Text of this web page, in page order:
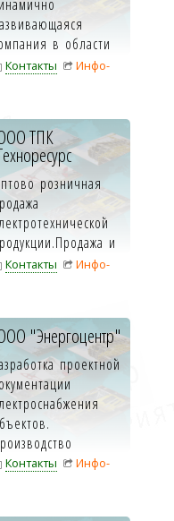
в области
безопасности и
Контакты
Инфо-
ТПК
розничная
и
био
Контакты
Инфо-
"Энергоцентр"
проектной
Контакты
Инфо-